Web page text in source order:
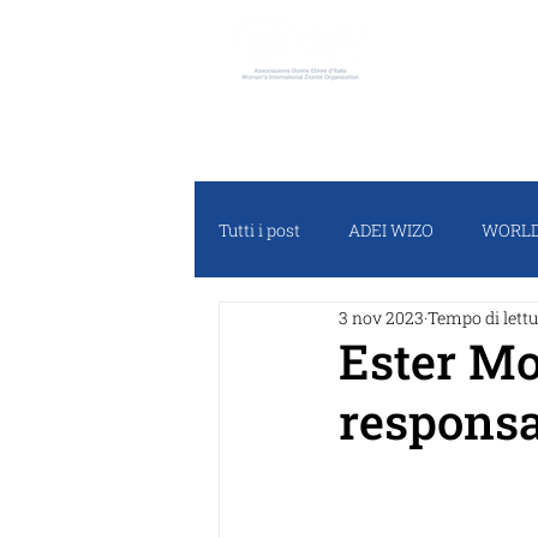
Tutti i post ADEI WIZO
RASSEGNA STAMPA
Ester
3 nov 2023 Tempo di